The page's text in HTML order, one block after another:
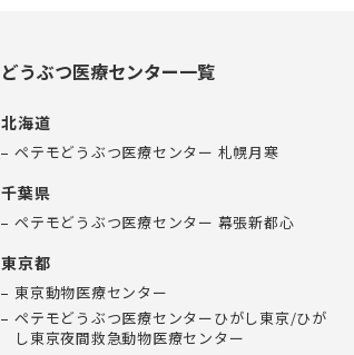
どうぶつ医療センター一覧
北海道
ペテモどうぶつ医療センター 札幌月寒
千葉県
ペテモどうぶつ医療センター 幕張新都心
東京都
東京動物医療センター
ペテモどうぶつ医療センターひがし東京/ひが
し東京夜間救急動物医療センター